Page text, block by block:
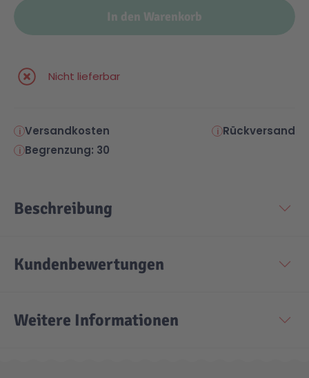
In den Warenkorb
Nicht lieferbar
Versandkosten
Rückversand
Begrenzung: 30
Beschreibung
Kundenbewertungen
Weitere Informationen